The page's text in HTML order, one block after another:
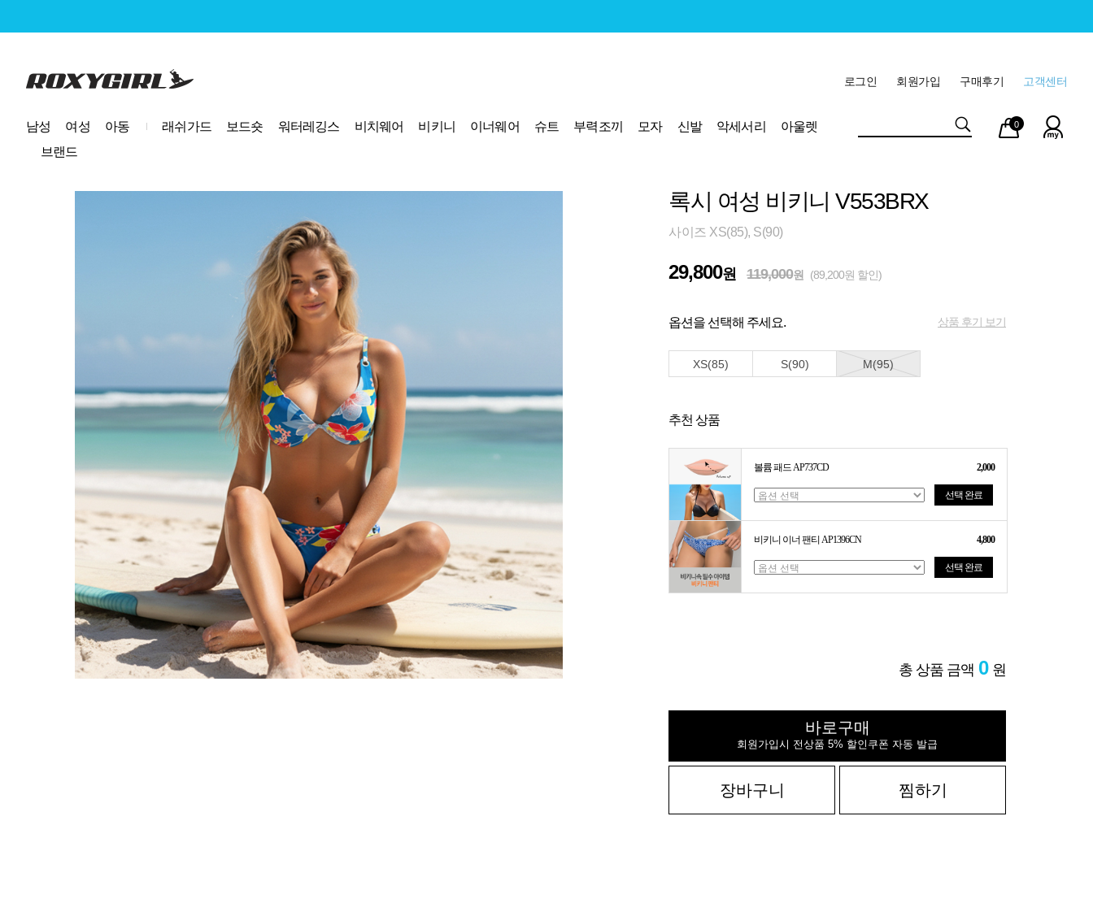
로고 고객센터
구매후기
회원가입
로그인
남성 여성 아동 래쉬가드 보드숏 워터레깅스 비치웨어 비키니 이너웨어 슈트 부력조끼 모자 신발 악세서리
아울렛
브랜드
마이
페이
장바
구니
0
록시 여성 비키니 V553BRX
사이즈 XS(85), S(90)
29,800원 119,000원 (89,200원 할인)
옵션을 선택해 주세요. 상품 후기 보기
XS(85) S(90) M(95)
추천 상품
볼륨 패드 AP737CD 2,000
선택 완료
비키니 이너 팬티 AP1396CN 4,800
선택 완료
총 상품 금액 0 원
바로구매
회원가입시 전상품 5% 할인쿠폰 자동 발급
장바구니 찜하기